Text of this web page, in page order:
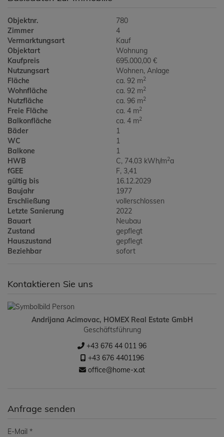
Objektnr.
780
Zimmer
4
Vermarktungsart
Kauf
Objektart
Wohnung
Kaufpreis
695.000,00 €
Nutzungsart
Wohnen Anlage
Fläche
ca. 92 m2
Wohnfläche ca. 92 m2
Nutzfläche ca. 96 m2
Freie Fläche ca. 4 m2
Balkonfläche ca. 4 m2
Bäder
1
WC
1
Balkone
1
HWB
C, 74.03 kWh/m2a
fGEE
F, 3,41
gültig bis
16.12.2029
Baujahr
1977
Erschließung
vollerschlossen
Letzte Sanierung
2022
Bauart
Neubau
Zustand
gepflegt
Hauszustand
gepflegt
Beziehbar
sofort
Kontaktieren Sie uns
Andrijana Acimovac, HOMEX Real Estate GmbH
Geschäftsführung
+43 676 44 011 96
+43 676 4401196
office@home-x.at
Anfrage senden
E-Mail